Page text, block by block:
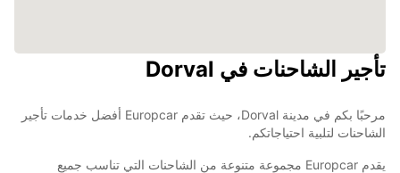
تأجير الشاحنات في Dorval
مرحبًا بكم في مدينة Dorval، حيث تقدم Europcar أفضل خدمات تأجير
الشاحنات لتلبية احتياجاتكم.
يقدم Europcar مجموعة متنوعة من الشاحنات التي تناسب جميع